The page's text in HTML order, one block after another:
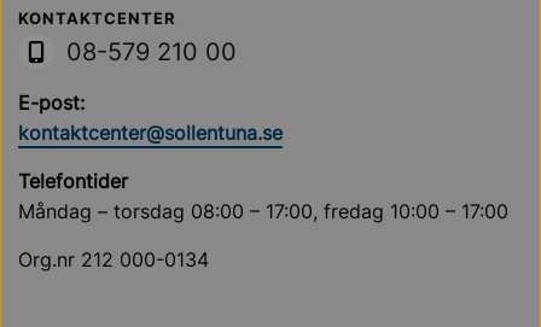
Sollentuna Kommun
KONTAKTCENTER
08-579 210 00
E-post:
kontaktcenter@sollentuna.se
Telefontider
Måndag – torsdag 08:00 – 17:00, fredag 10:00 – 17:00
Org.nr 212 000-0134